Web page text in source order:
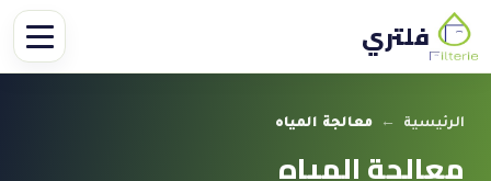
فلتري
الرئيسية ← معالجة المياه
معالجة المياه